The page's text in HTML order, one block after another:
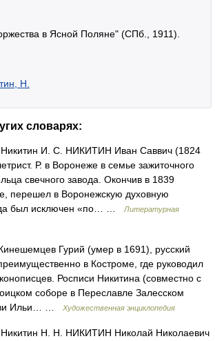
в Ясной Поляне" (СПб., 1911).
Н.
словарях:
И. С. НИКИТИН Иван Саввич (1824
Р. в Воронеже в семье зажиточного
свечного завода. Окончив в 1839
перешел в Воронежскую духовную
был исключен «по… …
Литературная
Гурий (умер в 1691), русский
в Костроме, где руководил
Росписи Никитина (совместно с
соборе в Переславле Залесском
Ильи… …
Художественная энциклопедия
Н. Н. НИКИТИН Николай Николаевич